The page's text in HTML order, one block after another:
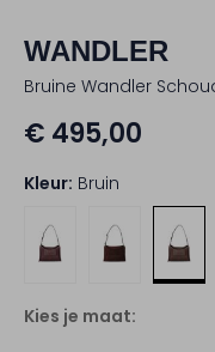
WANDLER
Bruine Wandler
€ 495,00
Kleur: Bruin
Kies je maat: